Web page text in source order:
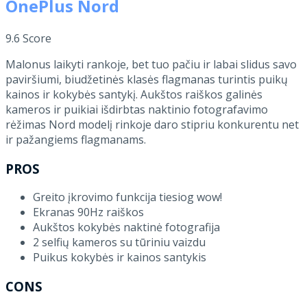
OnePlus Nord
9.6 Score
Malonus laikyti rankoje, bet tuo pačiu ir labai slidus savo
paviršiumi, biudžetinės klasės flagmanas turintis puikų
kainos ir kokybės santykį. Aukštos raiškos galinės
kameros ir puikiai išdirbtas naktinio fotografavimo
rėžimas Nord modelį rinkoje daro stipriu konkurentu net
ir pažangiems flagmanams.
PROS
Greito įkrovimo funkcija tiesiog wow!
Ekranas 90Hz raiškos
Aukštos kokybės naktinė fotografija
2 selfių kameros su tūriniu vaizdu
Puikus kokybės ir kainos santykis
CONS